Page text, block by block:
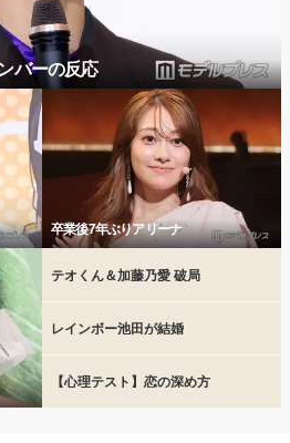
バーの反応
卒業後7年ぶりアリーナ
テオくん＆加藤乃愛 破局
レインボー池田が結婚
【心理テスト】恋の深め方